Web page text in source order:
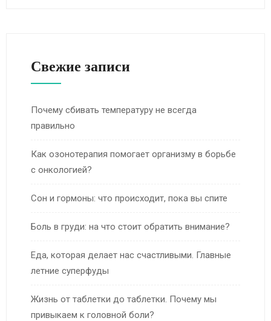
Свежие записи
Почему сбивать температуру не всегда
правильно
Как озонотерапия помогает организму в борьбе
с онкологией?
Сон и гормоны: что происходит, пока вы спите
Боль в груди: на что стоит обратить внимание?
Еда, которая делает нас счастливыми. Главные
летние суперфуды
Жизнь от таблетки до таблетки. Почему мы
привыкаем к головной боли?